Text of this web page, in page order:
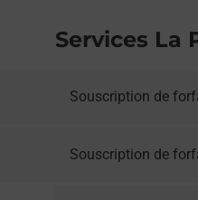
Services La
Souscription de
Souscription de